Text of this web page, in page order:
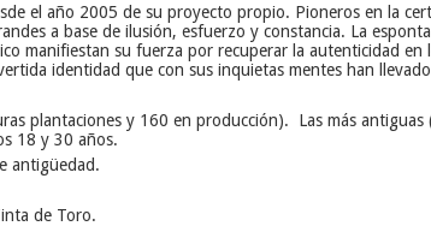
el año 2005 de su proyecto propio. Pioneros en la
a base de ilusión, esfuerzo y constancia. La
manifiestan su fuerza por recuperar la autenticidad
identidad que con sus inquietas mentes han
plantaciones y 160 en producción). Las más
18 y 30 años.
antigüedad.
de Toro.